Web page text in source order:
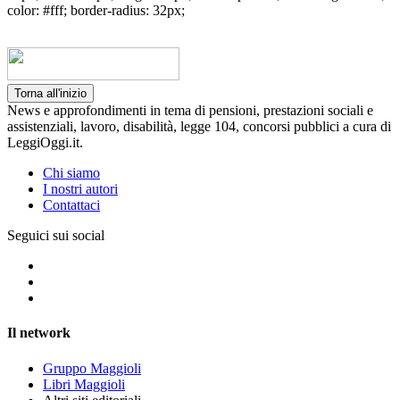
color: #fff; border-radius: 32px;
Torna all'inizio
News e approfondimenti in tema di pensioni, prestazioni sociali e
assistenziali, lavoro, disabilità, legge 104, concorsi pubblici a cura di
LeggiOggi.it.
Chi siamo
I nostri autori
Contattaci
Seguici sui social
Il network
Gruppo Maggioli
Libri Maggioli